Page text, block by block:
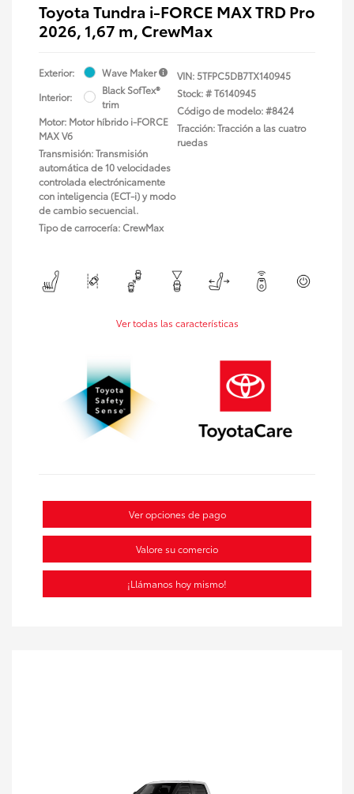
Toyota Tundra i-FORCE MAX TRD Pro
2026, 1,67 m, CrewMax
Exterior:
Wave Maker
Interior:
Black SofTex®
trim
Motor: Motor híbrido i-FORCE
MAX V6
Transmisión: Transmisión
automática de 10 velocidades
controlada electrónicamente
con inteligencia (ECT-i) y modo
de cambio secuencial.
Tipo de carrocería: CrewMax
VIN:5TFPC5DB7TX140945
Stock: #T6140945
Código de modelo: #8424
Tracción: Tracción a las cuatro
ruedas
Ver todas las características
Ver opciones de pago
Valore su comercio
¡Llámanos hoy mismo!